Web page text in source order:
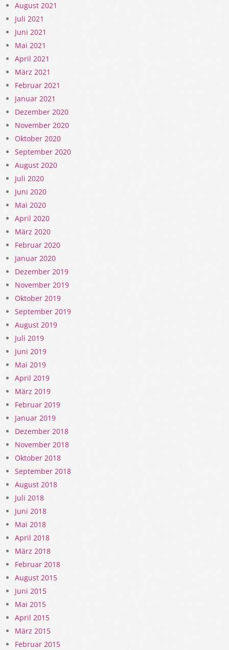
August 2021
Juli 2021
Juni 2021
Mai 2021
April 2021
März 2021
Februar 2021
Januar 2021
Dezember 2020
November 2020
Oktober 2020
September 2020
August 2020
Juli 2020
Juni 2020
Mai 2020
April 2020
März 2020
Februar 2020
Januar 2020
Dezember 2019
November 2019
Oktober 2019
September 2019
August 2019
Juli 2019
Juni 2019
Mai 2019
April 2019
März 2019
Februar 2019
Januar 2019
Dezember 2018
November 2018
Oktober 2018
September 2018
August 2018
Juli 2018
Juni 2018
Mai 2018
April 2018
März 2018
Februar 2018
August 2015
Juni 2015
Mai 2015
April 2015
März 2015
Februar 2015